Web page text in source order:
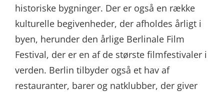
historiske bygninger. Der er også en række
kulturelle begivenheder, der afholdes årligt i
byen, herunder den årlige Berlinale Film
Festival, der er en af de største filmfestivaler i
verden. Berlin tilbyder også et hav af
restauranter, barer og natklubber, der giver